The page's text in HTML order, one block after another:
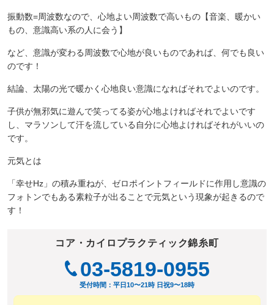
振動数=周波数なので、心地よい周波数で高いもの【音楽、暖かい
もの、意識高い系の人に会う】
など、意識が変わる周波数で心地が良いものであれば、何でも良い
のです！
結論、太陽の光で暖かく心地良い意識になればそれでよいのです。
子供が無邪気に遊んで笑ってる姿が心地よければそれでよいです
し、マラソンして汗を流している自分に心地よければそれがいいの
です。
元気とは
「幸せHz」の積み重ねが、ゼロポイントフィールドに作用し意識の
フォトンでもある素粒子が出ることで元気という現象が起きるので
す！
コア・カイロプラクティック錦糸町
03-5819-0955
受付時間：平日10〜21時 日祝9〜18時